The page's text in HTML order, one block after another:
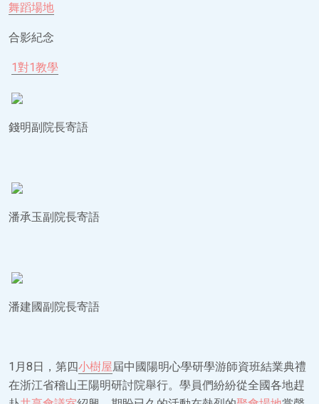
舞蹈場地
合影紀念
1對1教學
錢明副院長寄語
潘承玉副院長寄語
潘建國副院長寄語
1月8日，第四小樹屋屆中國陽明心學研學游師資班結業典禮
在浙江省稽山王陽明研討院舉行。學員們紛紛從全國各地趕